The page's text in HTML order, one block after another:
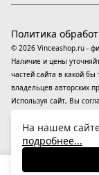
© 2026 Vinceashop.ru -
Наличие и цены
частей сайта в какой
владельцев авторских
Используя сайт, Вы
применяются
предоставления
сведений, относящихся
находящихся на
Политика
На нашем
подробнее...